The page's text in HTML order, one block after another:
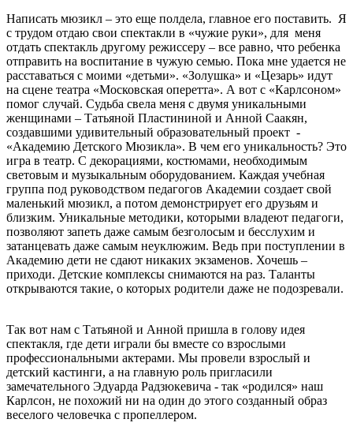
Написать мюзикл – это еще полдела, главное его поставить. Я
с трудом отдаю свои спектакли в «чужие руки», для меня
отдать спектакль другому режиссеру – все равно, что ребенка
отправить на воспитание в чужую семью. Пока мне удается не
расставаться с моими «детьми». «Золушка» и «Цезарь» идут
на сцене театра «Московская оперетта». А вот с «Карлсоном»
помог случай. Судьба свела меня с двумя уникальными
женщинами – Татьяной Пластининой и Анной Саакян,
создавшими удивительный образовательный проект -
«Академию Детского Мюзикла». В чем его уникальность? Это
игра в театр. С декорациями, костюмами, необходимым
световым и музыкальным оборудованием. Каждая учебная
группа под руководством педагогов Академии создает свой
маленький мюзикл, а потом демонстрирует его друзьям и
близким. Уникальные методики, которыми владеют педагоги,
позволяют запеть даже самым безголосым и бесслухим и
затанцевать даже самым неуклюжим. Ведь при поступлении в
Академию дети не сдают никаких экзаменов. Хочешь –
приходи. Детские комплексы снимаются на раз. Таланты
открываются такие, о которых родители даже не подозревали.
Так вот нам с Татьяной и Анной пришла в голову идея
спектакля, где дети играли бы вместе со взрослыми
профессиональными актерами. Мы провели взрослый и
детский кастинги, а на главную роль пригласили
замечательного Эдуарда Радзюкевича - так «родился» наш
Карлсон, не похожий ни на один до этого созданный образ
веселого человечка с пропеллером.